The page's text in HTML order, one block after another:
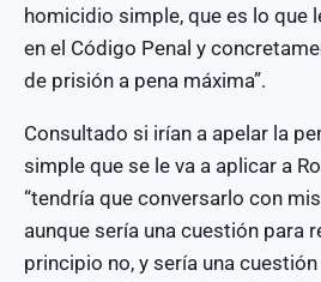
homicidio simple, que es lo que
en el Código Penal y
de prisión a pena máxima”.
Consultado si irían a apelar la
simple que se le va a aplicar a
“tendría que conversarlo con
aunque sería una cuestión para
principio no, y sería una